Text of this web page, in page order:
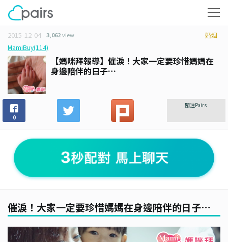
2015-12-04 3,062view
婚姻
MamiBuy(114)
【媽咪拜報導】催淚！大家一定要珍惜媽媽在
身邊陪伴的日子…
0
關注Pairs
催淚！大家一定要珍惜媽媽在身邊陪伴的日子…